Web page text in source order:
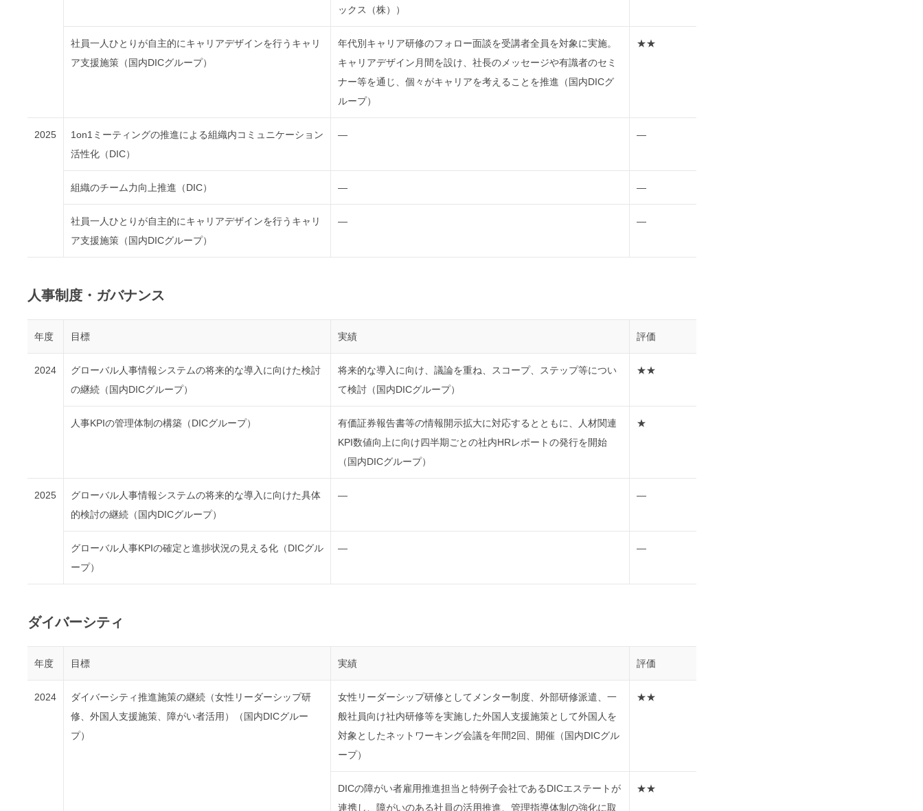
ックス（株））
社員一人ひとりが自主的にキャリアデザインを行うキャリ
ア支援施策（国内DICグループ）
年代別キャリア研修のフォロー面談を受講者全員を対象に実施。
キャリアデザイン月間を設け、社長のメッセージや有識者のセミ
ナー等を通じ、個々がキャリアを考えることを推進（国内DICグ
ループ）
★★
2025
1on1ミーティングの推進による組織内コミュニケーション
活性化（DIC）
― ―
組織のチーム力向上推進（DIC） ― ―
社員一人ひとりが自主的にキャリアデザインを行うキャリ
ア支援施策（国内DICグループ）
― ―
人事制度・ガバナンス
年度 目標 実績 評価
2024
グローバル人事情報システムの将来的な導入に向けた検討
の継続（国内DICグループ）
将来的な導入に向け、議論を重ね、スコープ、ステップ等につい
て検討（国内DICグループ）
★★
人事KPIの管理体制の構築（DICグループ）
有価証券報告書等の情報開示拡大に対応するとともに、人材関連
KPI数値向上に向け四半期ごとの社内HRレポートの発行を開始
（国内DICグループ）
★
2025
グローバル人事情報システムの将来的な導入に向けた具体
的検討の継続（国内DICグループ）
― ―
グローバル人事KPIの確定と進捗状況の見える化（DICグル
ープ）
― ―
ダイバーシティ
年度 目標 実績 評価
2024
ダイバーシティ推進施策の継続（女性リーダーシップ研
修、外国人支援施策、障がい者活用）（国内DICグルー
プ）
女性リーダーシップ研修としてメンター制度、外部研修派遣、一
般社員向け社内研修等を実施した外国人支援施策として外国人を
対象としたネットワーキング会議を年間2回、開催（国内DICグル
ープ）
★★
DICの障がい者雇用推進担当と特例子会社であるDICエステートが
連携し、障がいのある社員の活用推進、管理指導体制の強化に取
★★